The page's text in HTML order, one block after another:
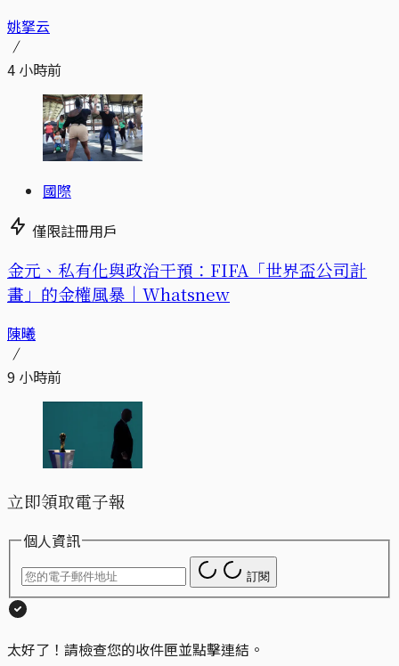
姚拏云
4 小時前
國際
僅限註冊用戶
金元、私有化與政治干預：FIFA「世界盃公司計
畫」的金權風暴｜Whatsnew
陳曦
9 小時前
立即領取電子報
個人資訊
訂閱
太好了！請檢查您的收件匣並點擊連結。